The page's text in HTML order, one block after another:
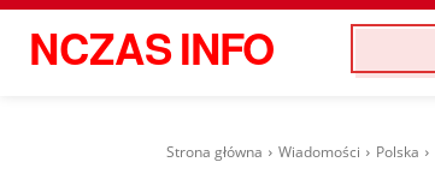
NCZASINFO
Strona główna Wiadomości Polska